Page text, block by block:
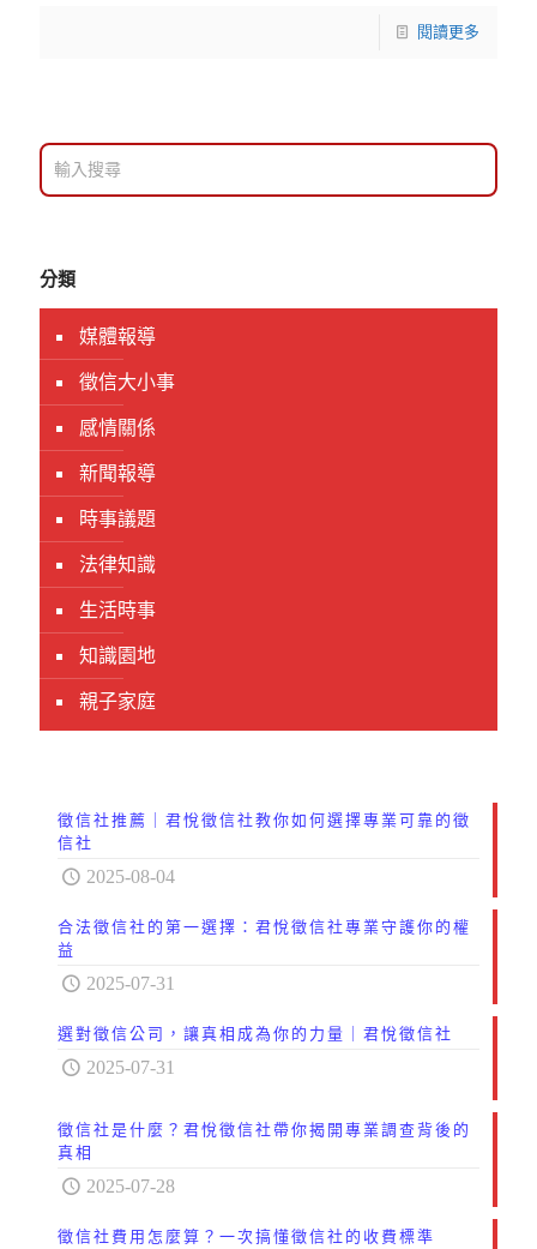
閱讀更多
分類
媒體報導
徵信大小事
感情關係
新聞報導
時事議題
法律知識
生活時事
知識園地
親子家庭
徵信社推薦｜君悅徵信社教你如何選擇專業可靠的徵
信社
2025-08-04
合法徵信社的第一選擇：君悅徵信社專業守護你的權
益
2025-07-31
選對徵信公司，讓真相成為你的力量｜君悅徵信社
2025-07-31
徵信社是什麼？君悅徵信社帶你揭開專業調查背後的
真相
2025-07-28
徵信社費用怎麼算？一次搞懂徵信社的收費標準